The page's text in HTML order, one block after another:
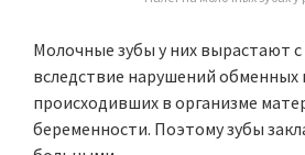
Молочные зубы у них вырастают
вследствие нарушений обменных
происходивших в организме
беременности. Поэтому зубы